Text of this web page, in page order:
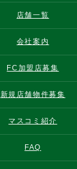
店舗一覧
会社案内
FC加盟店募集
新規店舗物件募集
マスコミ紹介
FAQ